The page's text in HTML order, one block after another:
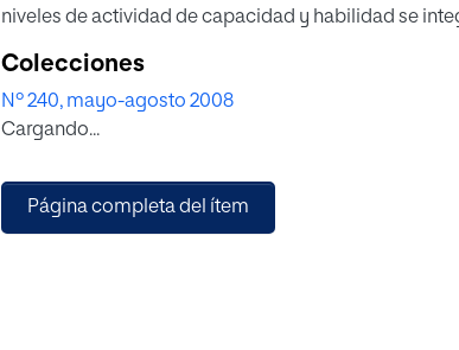
niveles de actividad de capacidad y habilidad se
descriptivo del alto rendimiento intelectual.
Colecciones
Nº 240, mayo-agosto 2008
Cargando...
Página completa del ítem